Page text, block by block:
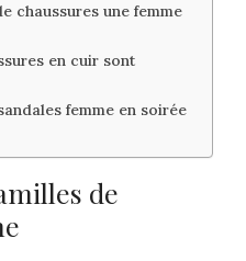
chaussures une femme
en cuir sont
femme en soirée
de